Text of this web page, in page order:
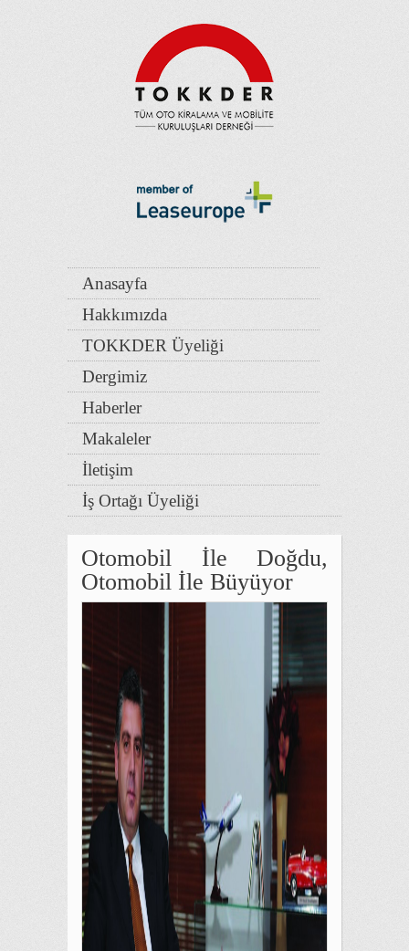
Anasayfa
Hakkımızda
TOKKDER Üyeliği
Dergimiz
Haberler
Makaleler
İletişim
İş Ortağı Üyeliği
Otomobil İle Doğdu,
Otomobil İle Büyüyor